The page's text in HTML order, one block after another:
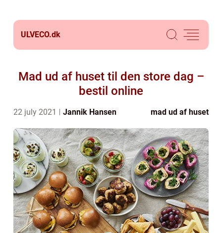
ULVECO.dk
Mad ud af huset til den store dag –
bestil online
22 july 2021 Jannik Hansen mad ud af huset